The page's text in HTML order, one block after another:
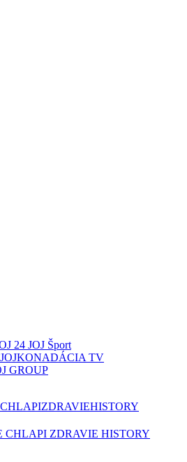
24 JOJ Šport
JOJKONADÁCIA TV
GROUP
ZDRAVIEHISTORY
CHLAPI ZDRAVIE HISTORY